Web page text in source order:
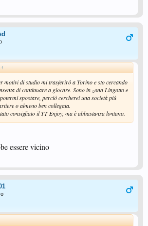
↑
motivi di studio mi trasferirò a Torino e sto cercando
di continuare a giocare. Sono in zona Lingotto e
spostare, perciò cercherei una società più
o almeno ben collegata.
consigliato il TT Enjoy, ma è abbastanza lontano.
essere vicino